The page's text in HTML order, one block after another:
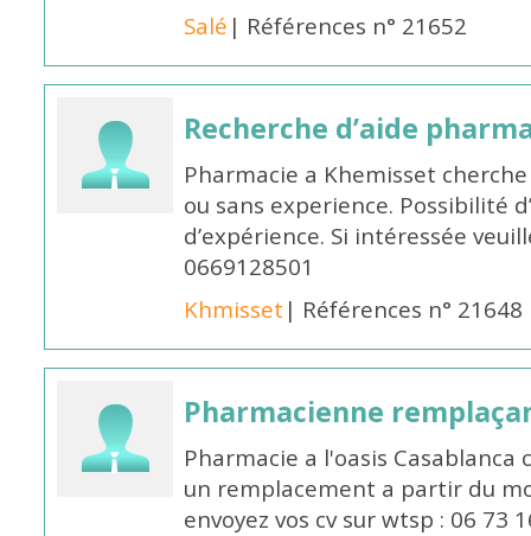
Salé | Références n° 21652
Recherche d’aide
Pharmacie a Khemisset
ou sans experience. Possibilité
d’expérience. Si intéressée
0669128501
Khmisset | Références n° 21648
Pharmacienne
Pharmacie a l'oasis
un remplacement a partir du
envoyez vos cv sur wtsp : 06 73